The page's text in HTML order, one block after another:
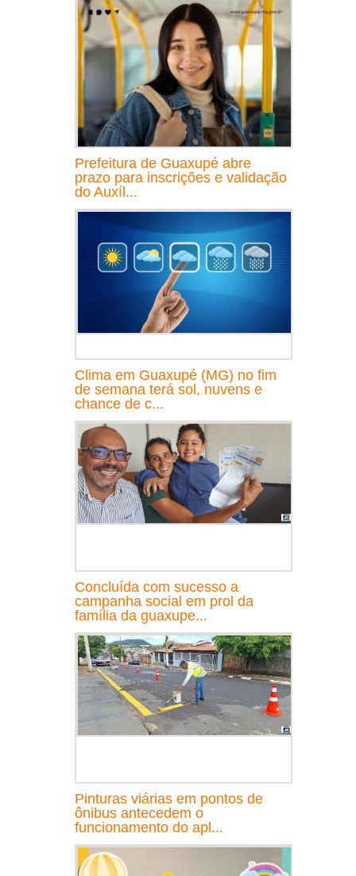
Prefeitura de Guaxupé abre
prazo para inscrições e validação
do Auxíl...
Clima em Guaxupé (MG) no fim
de semana terá sol, nuvens e
chance de c...
Concluída com sucesso a
campanha social em prol da
família da guaxupe...
Pinturas viárias em pontos de
ônibus antecedem o
funcionamento do apl...